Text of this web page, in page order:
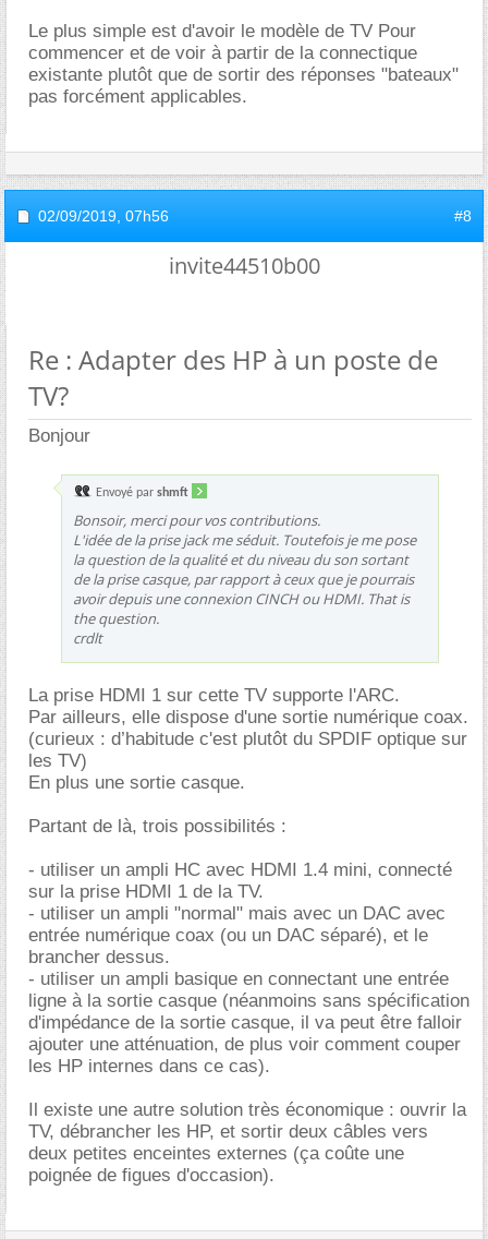
Le plus simple est d'avoir le modèle de TV Pour
commencer et de voir à partir de la connectique
existante plutôt que de sortir des réponses "bateaux"
pas forcément applicables.
02/09/2019, 07h56 #8
invite44510b00
Re : Adapter des HP à un poste de
TV?
Bonjour
Envoyé par shmft
Bonsoir, merci pour vos contributions.
L'idée de la prise jack me séduit. Toutefois je me pose
la question de la qualité et du niveau du son sortant
de la prise casque, par rapport à ceux que je pourrais
avoir depuis une connexion CINCH ou HDMI. That is
the question.
crdlt
La prise HDMI 1 sur cette TV supporte l'ARC.
Par ailleurs, elle dispose d'une sortie numérique coax.
(curieux : d’habitude c'est plutôt du SPDIF optique sur
les TV)
En plus une sortie casque.
Partant de là, trois possibilités :
- utiliser un ampli HC avec HDMI 1.4 mini, connecté
sur la prise HDMI 1 de la TV.
- utiliser un ampli "normal" mais avec un DAC avec
entrée numérique coax (ou un DAC séparé), et le
brancher dessus.
- utiliser un ampli basique en connectant une entrée
ligne à la sortie casque (néanmoins sans spécification
d'impédance de la sortie casque, il va peut être falloir
ajouter une atténuation, de plus voir comment couper
les HP internes dans ce cas).
Il existe une autre solution très économique : ouvrir la
TV, débrancher les HP, et sortir deux câbles vers
deux petites enceintes externes (ça coûte une
poignée de figues d'occasion).